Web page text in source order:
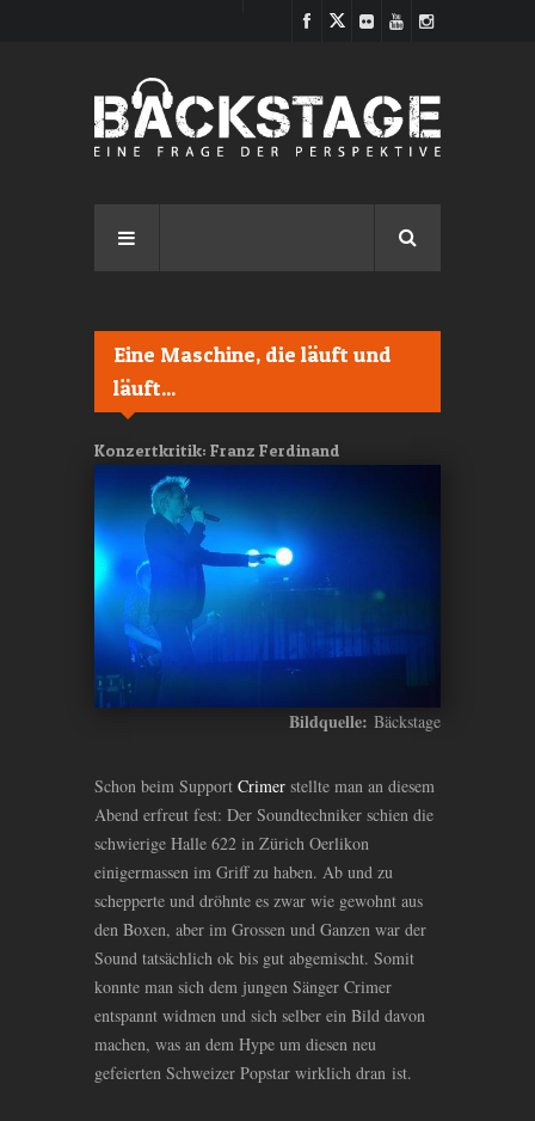
Eine Maschine, die läuft und
läuft...
Konzertkritik: Franz Ferdinand
Bildquelle: Bäckstage
Schon beim Support Crimer stellte man an diesem
Abend erfreut fest: Der Soundtechniker schien die
schwierige Halle 622 in Zürich Oerlikon
einigermassen im Griff zu haben. Ab und zu
schepperte und dröhnte es zwar wie gewohnt aus
den Boxen, aber im Grossen und Ganzen war der
Sound tatsächlich ok bis gut abgemischt. Somit
konnte man sich dem jungen Sänger Crimer
entspannt widmen und sich selber ein Bild davon
machen, was an dem Hype um diesen neu
gefeierten Schweizer Popstar wirklich dran ist.